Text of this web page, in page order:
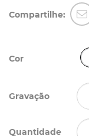
Compartilhe:
Cor
Gravação
Quantidade